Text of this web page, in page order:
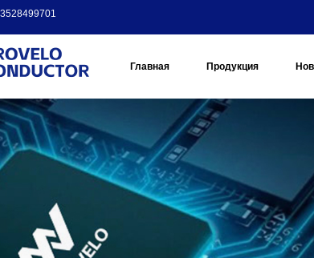
Главная Продукция